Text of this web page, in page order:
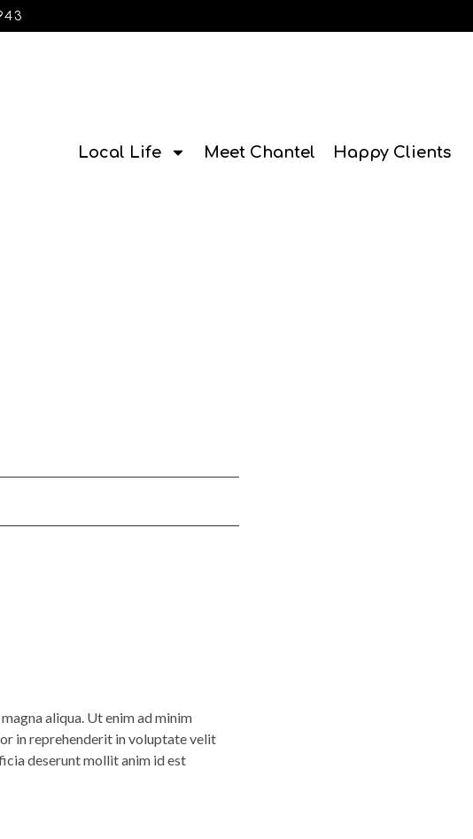
Local Life Meet Chantel Happy Clients
aliqua. Ut enim ad minim
in reprehenderit in voluptate velit
deserunt mollit anim id est